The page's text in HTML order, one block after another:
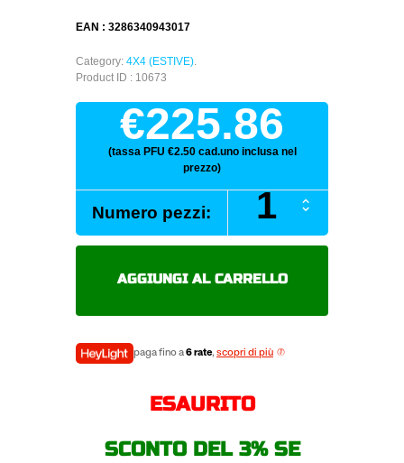
EAN : 3286340943017
Category: 4X4 (ESTIVE)
Product ID : 10673
€225.86
(tassa PFU €2.50 cad.uno inclusa nel
prezzo)
Numero pezzi:
BRIDGESTONE
DUELER
A/T
215/80
estivi
AGGIUNGI AL CARRELLO
paga fino a6 rate, scopri di più
ESAURITO
SCONTO DEL 3% SE